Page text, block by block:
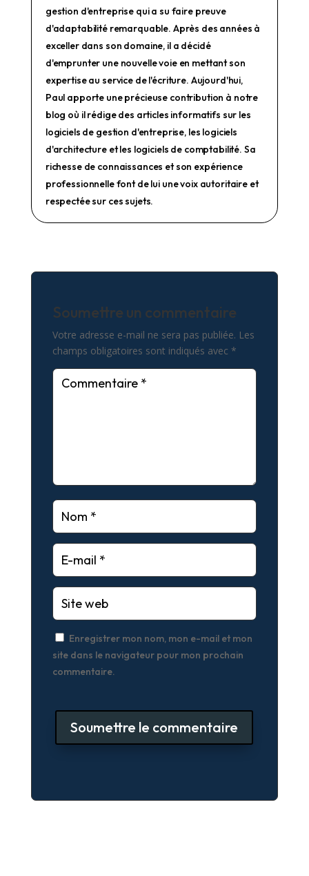
gestion d'entreprise qui a su faire preuve
d'adaptabilité remarquable. Après des années à
exceller dans son domaine, il a décidé
d'emprunter une nouvelle voie en mettant son
expertise au service de l'écriture. Aujourd'hui,
Paul apporte une précieuse contribution à notre
blog où il rédige des articles informatifs sur les
logiciels de gestion d'entreprise, les logiciels
d'architecture et les logiciels de comptabilité. Sa
richesse de connaissances et son expérience
professionnelle font de lui une voix autoritaire et
respectée sur ces sujets.
Soumettre un commentaire
Votre adresse e-mail ne sera pas publiée. Les
champs obligatoires sont indiqués avec *
Enregistrer mon nom, mon e-mail et mon
site dans le navigateur pour mon prochain
commentaire.
Soumettre le commentaire